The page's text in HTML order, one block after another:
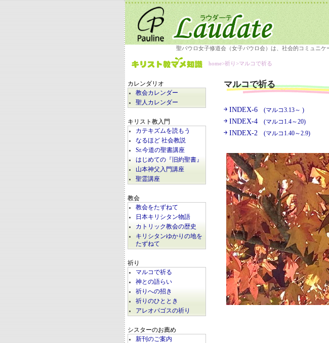
聖パウロ女子修道会（女子パウロ会）は、社会的コミュニ
カレンダリオ
教会カレンダー
聖人カレンダー
キリスト教入門
カテキズムを読もう
なるほど 社会教説
Sr.今道の聖書講座
はじめての『旧約聖書』
山本神父入門講座
聖霊講座
教会
教会をたずねて
日本キリシタン物語
カトリック教会の歴史
キリシタンゆかりの地を
たずねて
祈り
マルコで祈る
神との語らい
祈りへの招き
祈りのひととき
アレオパゴスの祈り
シスターのお薦め
新刊のご案内
home>祈り>マルコで祈る
マルコで祈る
￫ INDEX-6 (マルコ3.13～ )
￫ INDEX-4 (マルコ1.4～20)
￫ INDEX-2 (マルコ1.40～2.9)